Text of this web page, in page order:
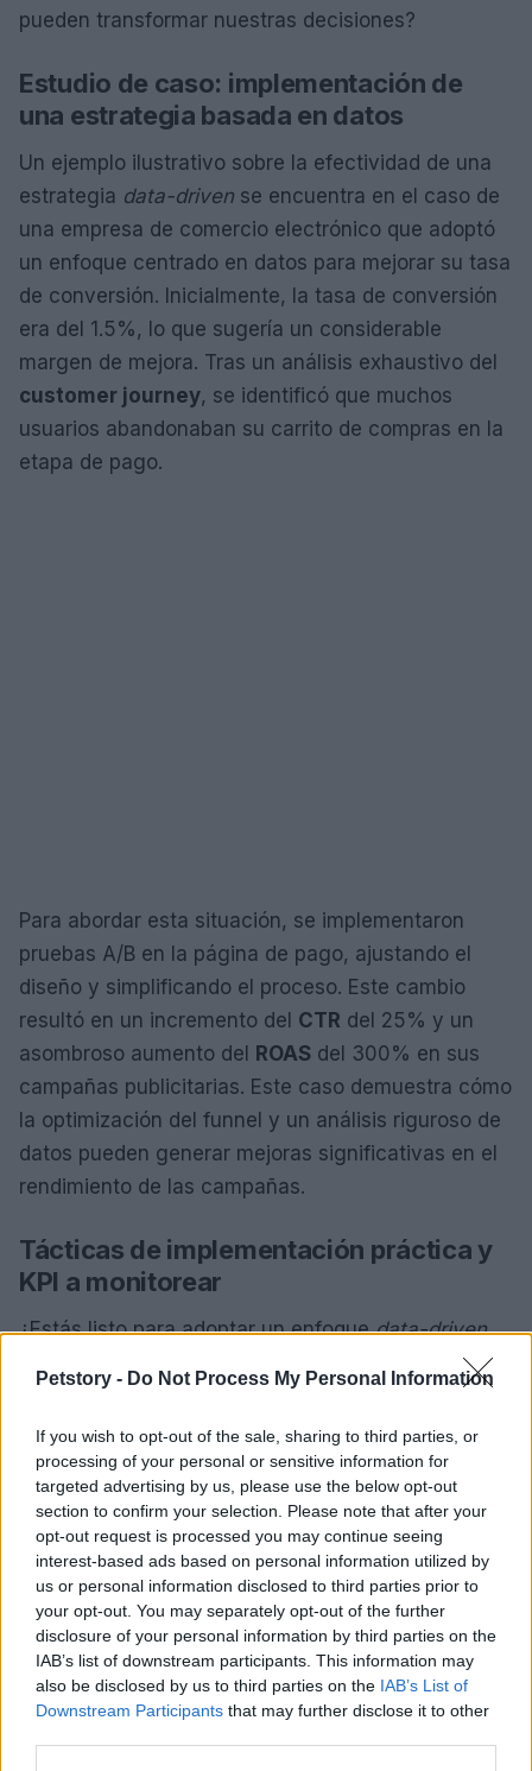
Petstory - Do Not Process My Personal Information
If you wish to opt-out of the sale, sharing to third parties, or
processing of your personal or sensitive information for
targeted advertising by us, please use the below opt-out
section to confirm your selection. Please note that after your
opt-out request is processed you may continue seeing
interest-based ads based on personal information utilized by
us or personal information disclosed to third parties prior to
your opt-out. You may separately opt-out of the further
disclosure of your personal information by third parties on the
IAB’s list of downstream participants. This information may
also be disclosed by us to third parties on the IAB’s List of
Downstream Participants that may further disclose it to other
pueden transformar nuestras decisiones?
Estudio de caso: implementación de
una estrategia basada en datos
Un ejemplo ilustrativo sobre la efectividad de una
estrategia data-driven se encuentra en el caso de
una empresa de comercio electrónico que adoptó
un enfoque centrado en datos para mejorar su tasa
de conversión. Inicialmente, la tasa de conversión
era del 1.5%, lo que sugería un considerable
margen de mejora. Tras un análisis exhaustivo del
customer journey, se identificó que muchos
usuarios abandonaban su carrito de compras en la
etapa de pago.
Para abordar esta situación, se implementaron
pruebas A/B en la página de pago, ajustando el
diseño y simplificando el proceso. Este cambio
resultó en un incremento del CTR del 25% y un
asombroso aumento del ROAS del 300% en sus
campañas publicitarias. Este caso demuestra cómo
la optimización del funnel y un análisis riguroso de
datos pueden generar mejoras significativas en el
rendimiento de las campañas.
Tácticas de implementación práctica y
KPI a monitorear
¿Estás listo para adoptar un enfoquedata-driven
en tu marketing digital? Es esencial establecer
tácticas claras que guíen tus esfuerzos. Lo primero
que debes hacer es asegurarte de contar con las
herramientas adecuadas para recopilar y analizar
datos. Plataformas comoGoogle Analyticsy
HubSpotson fundamentales para monitorear el
comportamiento del usuario y el rendimiento de tus
campañas. Al hacerlo, estos datos te ayudarán a
identificar tendencias y a ajustar tus estrategias en
tiempo real.
Entre los KPI que deberías monitorear, no solo se
encuentran elCTRy elROAS, sino también